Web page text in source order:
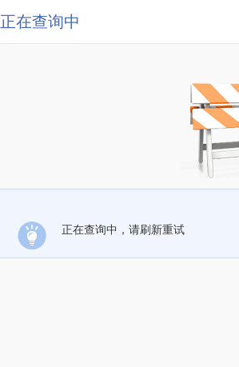
正在查询中
正在查询中，请刷新重试